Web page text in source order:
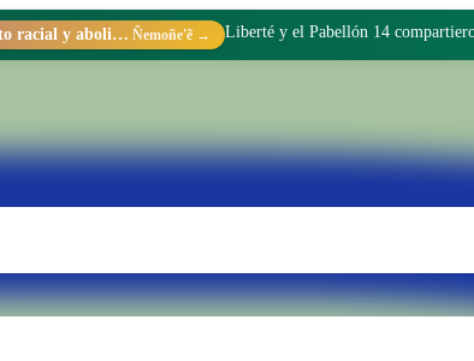
Racismo estructural, perfilamiento racial y abolicionismo carcelario. Ñemoñe'ẽ → Liberté y el Pabellón 14